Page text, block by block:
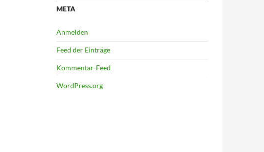
META
Anmelden
Feed der Einträge
Kommentar-Feed
WordPress.org